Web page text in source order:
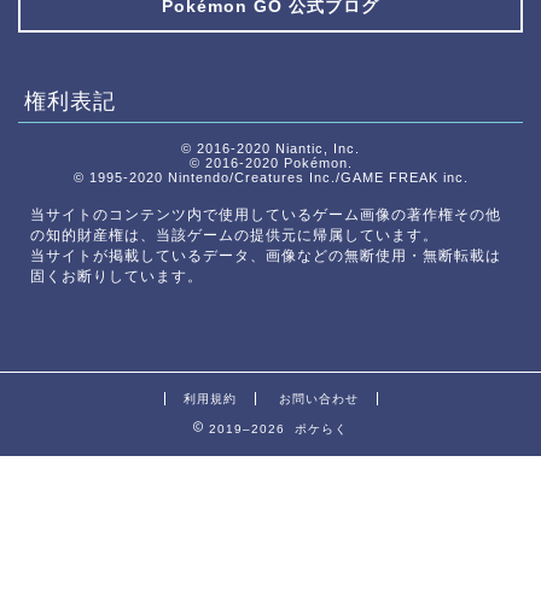
Pokémon GO 公式ブログ
権利表記
© 2016-2020 Niantic, Inc.
© 2016-2020 Pokémon.
© 1995-2020 Nintendo/Creatures Inc./GAME FREAK inc.
当サイトのコンテンツ内で使用しているゲーム画像の著作権その他
の知的財産権は、当該ゲームの提供元に帰属しています。
当サイトが掲載しているデータ、画像などの無断使用・無断転載は
固くお断りしています。
利用規約 お問い合わせ
2019–2026 ポケらく